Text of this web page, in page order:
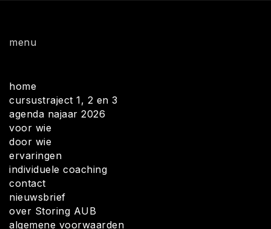
menu
home
cursustraject 1, 2 en 3
agenda najaar 2026
voor wie
door wie
ervaringen
individuele coaching
contact
nieuwsbrief
over Storing AUB
algemene voorwaarden